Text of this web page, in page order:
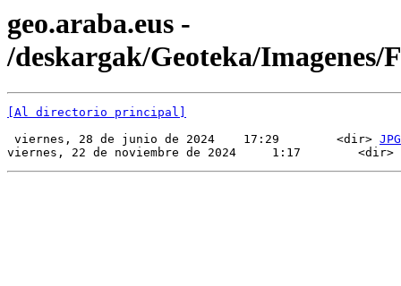
geo.araba.eus -
/deskargak/Geoteka/Imagenes/
[Al directorio principal]
viernes, 28 de junio de 2024    17:29        <dir> JPG
viernes, 22 de noviembre de 2024     1:17        <dir>